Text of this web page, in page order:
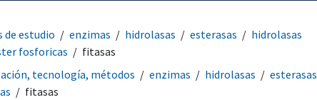
de estudio enzimas hidrolasas esterasas
hidrolasas
fosforicas
fitasas
tecnología, métodos
enzimas hidrolasas esterasas
fitasas